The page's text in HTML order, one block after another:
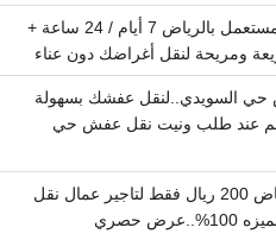
دينا تشيل اثاث مستعمل بالرياض 7 أيام / 24 ساعة +
ومريحة لنقل أغراضك دون عناء
السويدي..لنقل عفشك بسهولة
عند طلب ونيت نقل عفش حي
نقل عفش بالرياض 200 ريال فقط لتاجير عمال نقل
حصري